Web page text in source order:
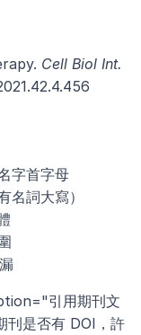
Cell Biol Int.
字首字母
名詞大寫）
引用期刊文
刊是否有 DOI，許